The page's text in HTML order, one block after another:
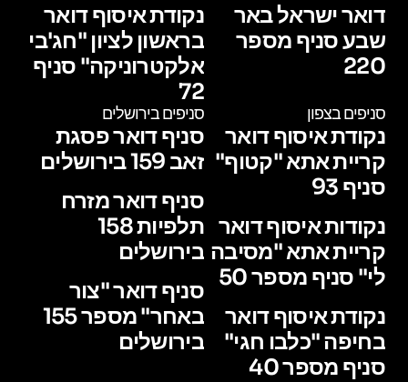
דואר ישראל באר
שבע סניף מספר
220
נקודת איסוף דואר
בראשון לציון "חג'בי
אלקטרוניקה" סניף
72
סניפים בצפון
נקודת איסוף דואר
קריית אתא "קטוף"
סניף 93
נקודות איסוף דואר
קריית אתא "מסיבה
לי" סניף מספר 50
נקודת איסוף דואר
בחיפה "כלבו חגי"
סניף מספר 40
סניפים בירושלים
סניף דואר פסגת
זאב 159 בירושלים
סניף דואר מזרח
תלפיות 158
בירושלים
סניף דואר "צור
באחר" מספר 155
בירושלים